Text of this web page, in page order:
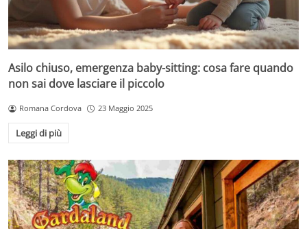
Asilo chiuso, emergenza baby-sitting: cosa fare quando
non sai dove lasciare il piccolo
Romana Cordova 23 Maggio 2025
Leggi di più